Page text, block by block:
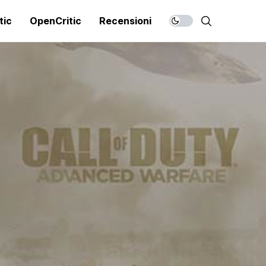
OpenCritic Recensioni